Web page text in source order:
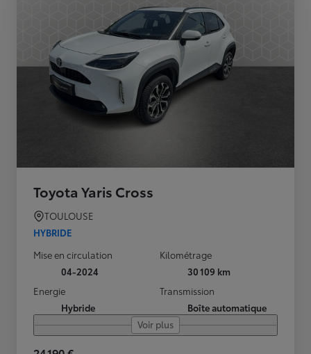
Toyota Yaris Cross
TOULOUSE
HYBRIDE
Mise en circulation
04-2024
Kilométrage
30 109 km
Energie
Hybride
Transmission
Boîte automatique
Voir plus